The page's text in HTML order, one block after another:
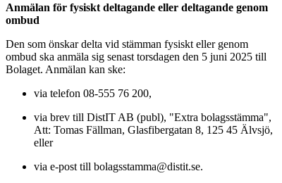
Anmälan för fysiskt deltagande eller deltagande genom
ombud
Den som önskar delta vid stämman fysiskt eller genom
ombud ska anmäla sig senast torsdagen den 5 juni 2025 till
Bolaget. Anmälan kan ske:
via telefon 08-555 76 200,
via brev till DistIT AB (publ), "Extra bolagsstämma",
Att: Tomas Fällman, Glasfibergatan 8, 125 45 Älvsjö,
eller
via e-post till bolagsstamma@distit.se.